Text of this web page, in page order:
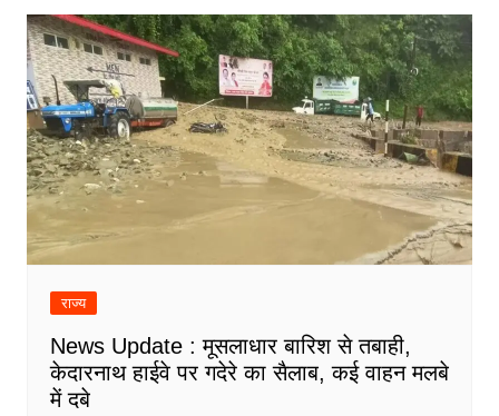
राज्य
News Update : मूसलाधार बारिश से तबाही,
केदारनाथ हाईवे पर गदेरे का सैलाब, कई वाहन मलबे
में दबे